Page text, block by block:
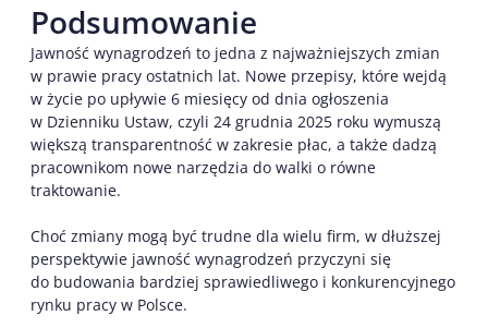
Podsumowanie
Jawność wynagrodzeń to jedna z najważniejszych zmian
w prawie pracy ostatnich lat. Nowe przepisy, które wejdą
w życie po upływie 6 miesięcy od dnia ogłoszenia
w Dzienniku Ustaw, czyli 24 grudnia 2025 roku wymuszą
większą transparentność w zakresie płac, a także dadzą
pracownikom nowe narzędzia do walki o równe
traktowanie.
Choć zmiany mogą być trudne dla wielu firm, w dłuższej
perspektywie jawność wynagrodzeń przyczyni się
do budowania bardziej sprawiedliwego i konkurencyjnego
rynku pracy w Polsce.